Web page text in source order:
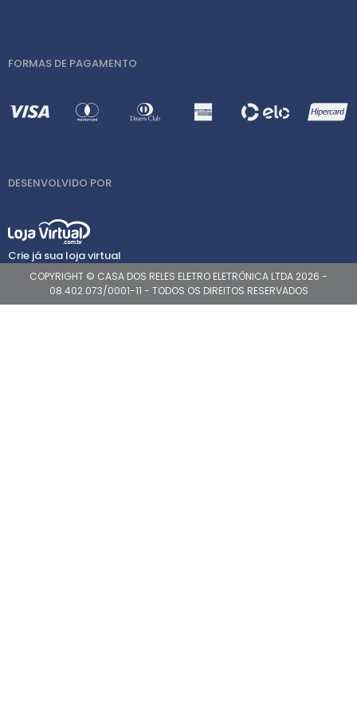
FORMAS DE PAGAMENTO
DESENVOLVIDO POR
Crie já sua loja virtual
COPYRIGHT © CASA DOS RELES ELETRO ELETRÔNICA LTDA 2026 -
08.402.073/0001-11 - TODOS OS DIREITOS RESERVADOS